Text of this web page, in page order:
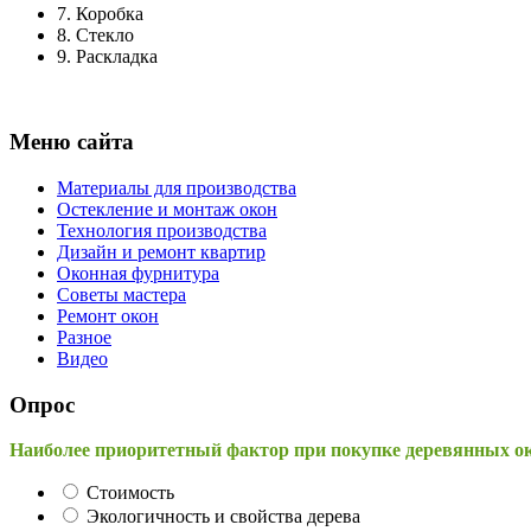
7. Коробка
8. Стекло
9. Раскладка
Меню сайта
Материалы для производства
Остекление и монтаж окон
Технология производства
Дизайн и ремонт квартир
Оконная фурнитура
Советы мастера
Ремонт окон
Разное
Видео
Опрос
Наиболее приоритетный фактор при покупке деревянных
Стоимость
Экологичность и свойства дерева